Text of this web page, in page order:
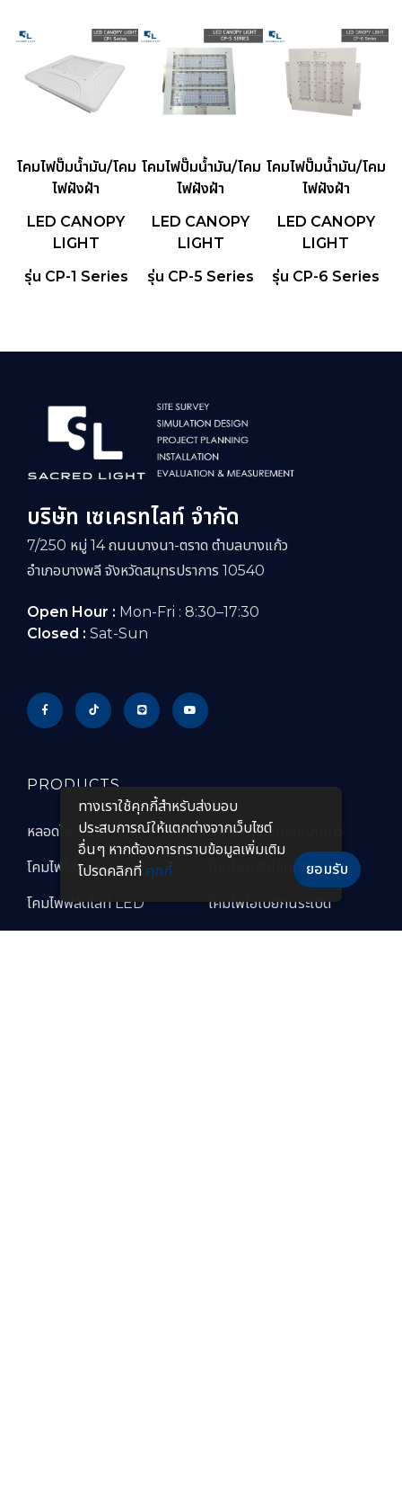
โคมไฟปั๊มน้ำมัน/โคม
ไฟฝังฝ้า
LED CANOPY
LIGHT
รุ่น CP-1 Series
โคมไฟปั๊มน้ำมัน/โคม
ไฟฝังฝ้า
LED CANOPY
LIGHT
รุ่น CP-5 Series
โคมไฟปั๊มน้ำมัน/โคม
ไฟฝังฝ้า
LED CANOPY
LIGHT
รุ่น CP-6 Series
บริษัท เซเครทไลท์ จำกัด
7/250 หมู่ 14 ถนนบางนา-ตราด ตำบลบางแก้ว
อำเภอบางพลี จังหวัดสมุทรปราการ 10540
Open Hour : Mon-Fri : 8:30–17:30
Closed : Sat-Sun
PRODUCTS
หลอดไฟ LED
โคมไฟไฮเบย์ LED
โคมไฟฟลัดไลท์ LED
โคมไฟกันระเบิดแบบยาว
โคมไฟฟลัดไลท์กันระเบิด
โคมไฟไฮเบย์กันระเบิด
ทางเราใช้คุกกี้สําหรับส่งมอบ
ประสบการณ์ให้แตกต่างจากเว็บไซต์
อื่นๆ หากต้องการทราบข้อมูลเพิ่มเติม
โปรดคลิกที่ คุกกี้ ยอมรับ